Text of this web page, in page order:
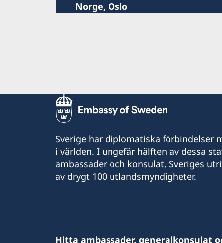
Norge, Oslo
Sverige har diplomatiska förbindelser
i världen. I ungefär hälften av dessa
ambassader och konsulat. Sveriges
av drygt 100 utlandsmyndigheter.
Hitta ambassader, generalkonsulat